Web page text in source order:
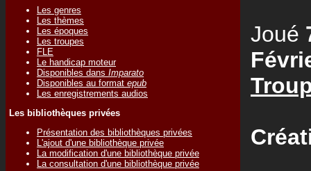
Les genres
Les thèmes
Les époques
Les troupes
FLE
Le handicap moteur
Disponibles dans Imparato
Disponibles au format epub
Les enregistrements audios
Les bibliothèques privées
Présentation des bibliothèques privées
L'ajout d'une bibliothèque privée
La modification d'une bibliothèque privée
La consultation d'une bibliothèque privée
Joué